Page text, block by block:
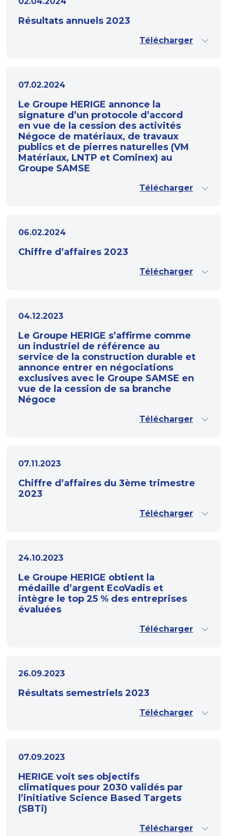
Résultats annuels 2023
Télécharger
07.02.2024
Le Groupe HERIGE annonce la
signature d’un protocole d’accord
en vue de la cession des activités
Négoce de matériaux, de travaux
publics et de pierres naturelles (VM
Matériaux, LNTP et Cominex) au
Groupe SAMSE
Télécharger
06.02.2024
Chiffre d’affaires 2023
Télécharger
04.12.2023
Le Groupe HERIGE s’affirme comme
un industriel de référence au
service de la construction durable et
annonce entrer en négociations
exclusives avec le Groupe SAMSE en
vue de la cession de sa branche
Négoce
Télécharger
07.11.2023
Chiffre d’affaires du 3ème trimestre
2023
Télécharger
24.10.2023
Le Groupe HERIGE obtient la
médaille d’argent EcoVadis et
intègre le top 25 % des entreprises
évaluées
Télécharger
26.09.2023
Résultats semestriels 2023
Télécharger
07.09.2023
HERIGE voit ses objectifs
climatiques pour 2030 validés par
l’initiative Science Based Targets
(SBTi)
Télécharger